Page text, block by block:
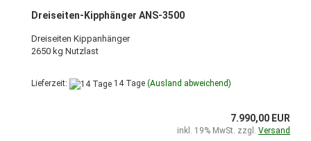
Dreiseiten-Kipphänger ANS-3500
Dreiseiten Kippanhänger
2650 kg Nutzlast
Lieferzeit: 14 Tage (Ausland abweichend)
7.990,00 EUR
inkl. 19% MwSt. zzgl. Versand